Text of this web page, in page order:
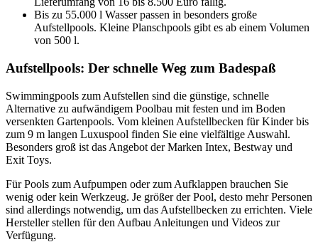
Bis zu 55.000 l Wasser passen in besonders große
Aufstellpools. Kleine Planschpools gibt es ab einem Volumen
von 500 l.
Aufstellpools: Der schnelle Weg zum Badespaß
Swimmingpools zum Aufstellen sind die günstige, schnelle
Alternative zu aufwändigem Poolbau mit festen und im Boden
versenkten Gartenpools. Vom kleinen Aufstellbecken für Kinder bis
zum 9 m langen Luxuspool finden Sie eine vielfältige Auswahl.
Besonders groß ist das Angebot der Marken Intex, Bestway und
Exit Toys.
Für Pools zum Aufpumpen oder zum Aufklappen brauchen Sie
wenig oder kein Werkzeug. Je größer der Pool, desto mehr Personen
sind allerdings notwendig, um das Aufstellbecken zu errichten. Viele
Hersteller stellen für den Aufbau Anleitungen und Videos zur
Verfügung.